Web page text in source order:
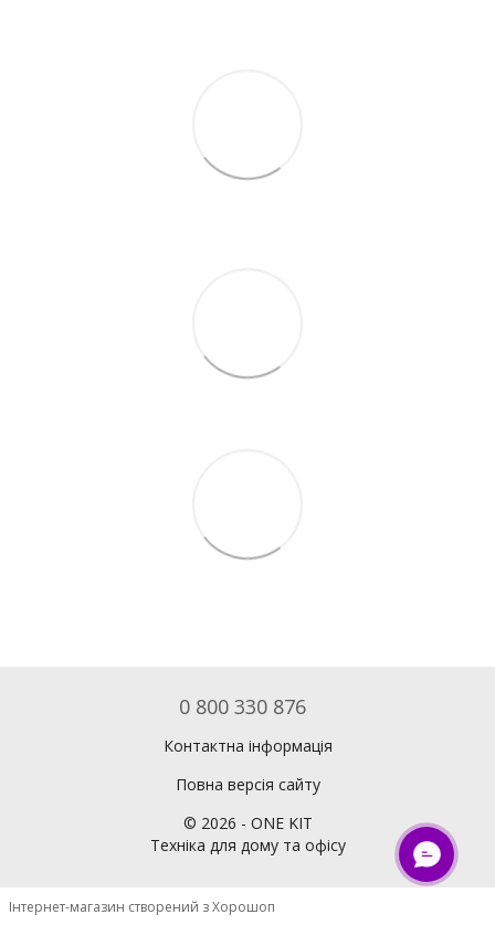
0 800 330 876
Контактна інформація
Повна версія сайту
© 2026 - ONE KIT
Техніка для дому та офісу
Інтернет-магазин створений з Хорошоп
ОНЛАЙН ЧАТ